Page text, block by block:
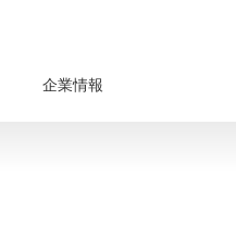
企業情報